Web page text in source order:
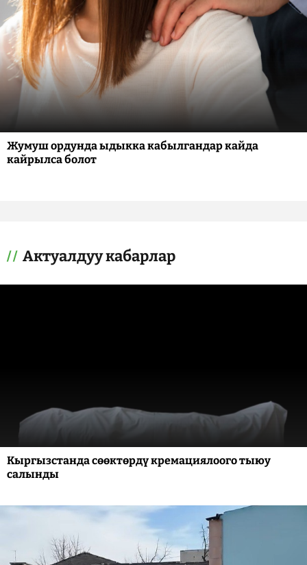
Жумуш ордунда ыдыкка кабылгандар кайда
кайрылса болот
Актуалдуу кабарлар
Кыргызстанда сөөктөрдү кремациялоого тыюу
салынды